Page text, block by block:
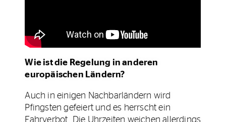
Wie ist die Regelung in anderen
europäischen Ländern?
Auch in einigen Nachbarländern wird
Pfingsten gefeiert und es herrscht ein
Fahrverbot. Die Uhrzeiten weichen allerdings